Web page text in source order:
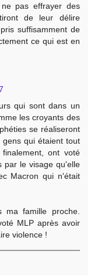
pas effrayer des
de leur délire
suffisamment de
ce qui est en
qui sont dans un
les croyants des
se réaliseront
qui étaient tout
ont voté
par le visage qu'elle
Macron qui n'était
ma famille proche.
MLP après avoir
violence !